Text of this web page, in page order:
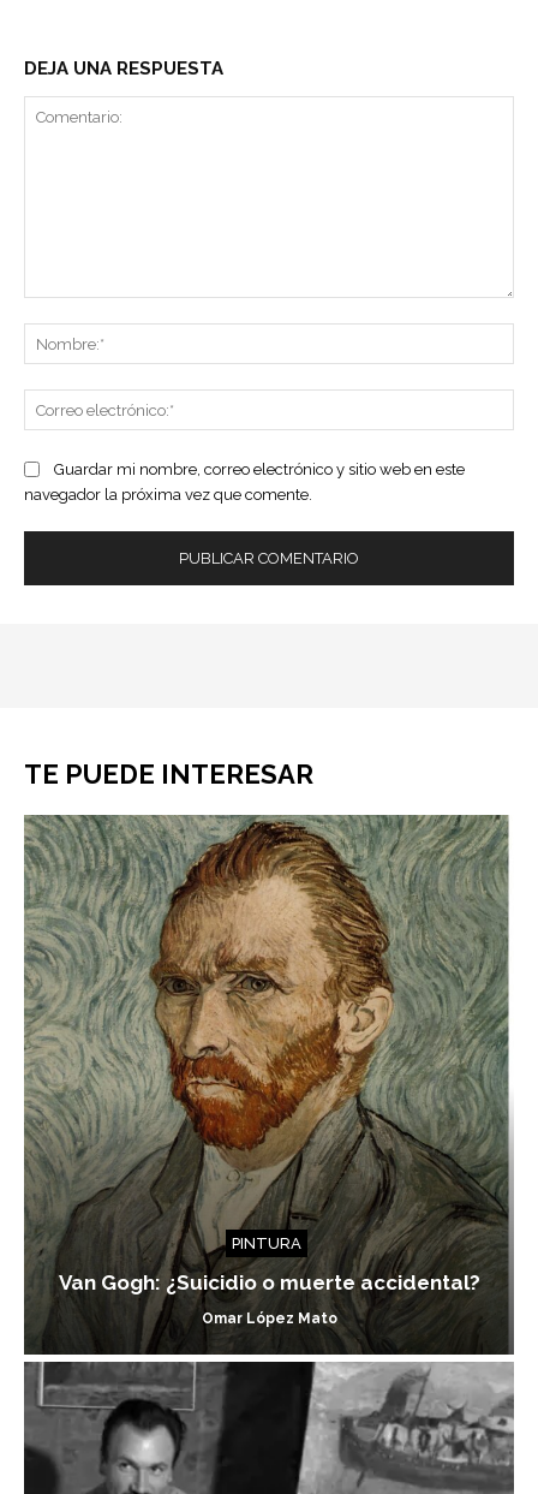
DEJA UNA RESPUESTA
Guardar mi nombre, correo electrónico y sitio web en este
navegador la próxima vez que comente.
TE PUEDE INTERESAR
PINTURA
Van Gogh: ¿Suicidio o muerte accidental?
Omar López Mato